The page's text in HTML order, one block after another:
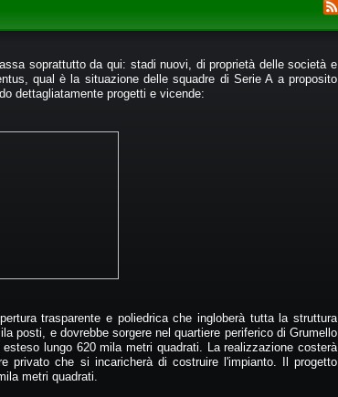
soprattutto da qui: stadi nuovi, di proprietà delle società e
qual è la situazione delle squadre di Serie A a proposito
dettagliatamente progetti e vicende:
trasparente e poliedrica che ingloberà tutta la struttura
posti, e dovrebbe sorgere nel quartiere periferico di Grumello
lungo 620 mila metri quadrati. La realizzazione costerà
privato che si incaricherà di costruire l'impianto. Il progetto
metri quadrati.